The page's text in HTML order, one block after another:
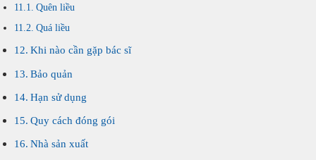
Quên liều
Quá liều
Khi nào cần gặp bác sĩ
Bảo quản
Hạn sử dụng
Quy cách đóng gói
Nhà sản xuất